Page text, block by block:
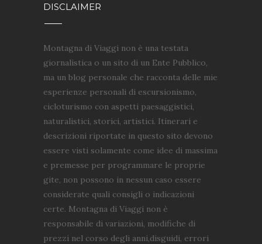
DISCLAIMER
Montagna di Viaggi non è una testata
giornalistica o un sito di un Ente Pubblico,
ma un blog personale che racconta delle mie
esperienze personali di escursionismo,
cicloturismo con aspetti paesaggistici,
naturalistici, storici, artistici. Itinerari e
descrizioni riportate in questo sito devono
essere visti solamente come idee di massima
e premesse per programmare le proprie
gite, non possono in nessun caso essere
considerate quali consigli o indicazioni
certe. Montagna di Viaggi non è
responsabile di variazioni, modifiche di
prezzi nel corso degli anni,disguidi, errori